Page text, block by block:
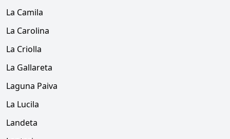
La Camila
La Carolina
La Criolla
La Gallareta
Laguna Paiva
La Lucila
Landeta